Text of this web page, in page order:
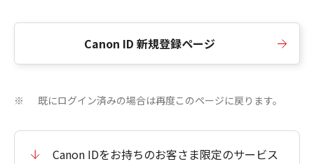
Canon ID 新規登録ページ
※ 既にログイン済みの場合は再度このページに戻ります。
Canon IDをお持ちのお客さま限定のサービス